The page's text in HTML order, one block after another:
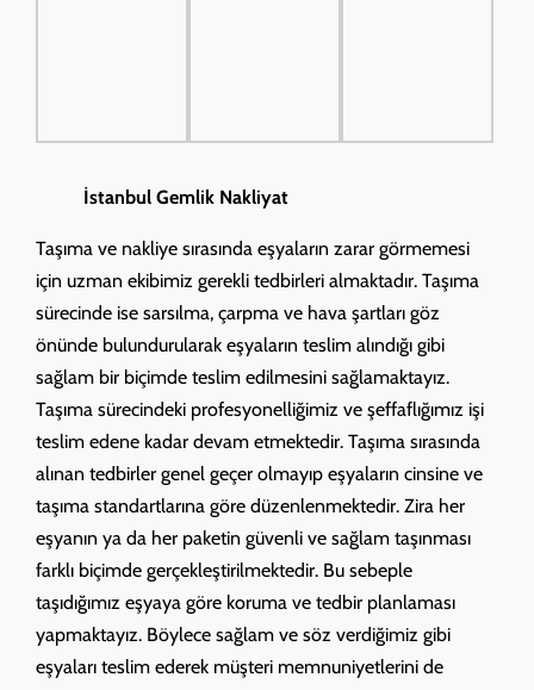
İstanbul Gemlik Nakliyat
Taşıma ve nakliye sırasında eşyaların zarar görmemesi
için uzman ekibimiz gerekli tedbirleri almaktadır. Taşıma
sürecinde ise sarsılma, çarpma ve hava şartları göz
önünde bulundurularak eşyaların teslim alındığı gibi
sağlam bir biçimde teslim edilmesini sağlamaktayız.
Taşıma sürecindeki profesyonelliğimiz ve şeffaflığımız işi
teslim edene kadar devam etmektedir. Taşıma sırasında
alınan tedbirler genel geçer olmayıp eşyaların cinsine ve
taşıma standartlarına göre düzenlenmektedir. Zira her
eşyanın ya da her paketin güvenli ve sağlam taşınması
farklı biçimde gerçekleştirilmektedir. Bu sebeple
taşıdığımız eşyaya göre koruma ve tedbir planlaması
yapmaktayız. Böylece sağlam ve söz verdiğimiz gibi
eşyaları teslim ederek müşteri memnuniyetlerini de